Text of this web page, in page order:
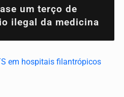
um terço de
ilegal da medicina